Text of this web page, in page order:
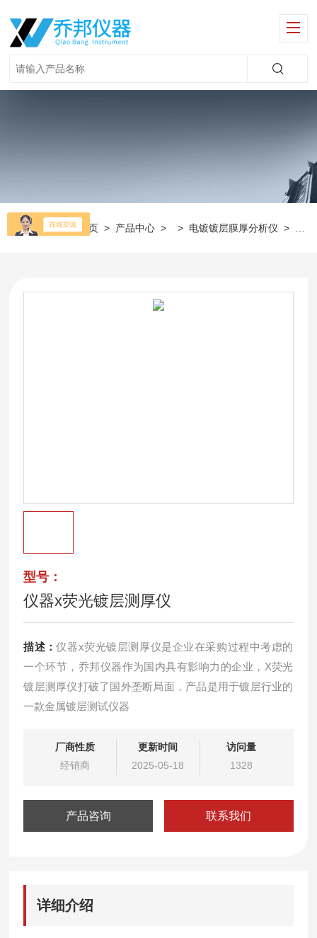
当前位置： 首页 > 产品中心 > > 电镀镀层膜厚分析仪 >
型号：
仪器x荧光镀层测厚仪
描述：仪器x荧光镀层测厚仪是企业在采购过程中考虑的
一个环节，乔邦仪器作为国内具有影响力的企业，X荧光
镀层测厚仪打破了国外垄断局面，产品是用于镀层行业的
一款金属镀层测试仪器
厂商性质
经销商
更新时间
2025-05-18
访问量
1328
产品咨询 联系我们
详细介绍